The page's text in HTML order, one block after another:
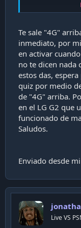
Como puedo
Te sale "4G"
inmediato, por
en activar
no te dicen nada
estos das,
quiz por medio
de "4G" arriba.
en el LG G2 que
funcionado de
Saludos.
Enviado desde
Live VS